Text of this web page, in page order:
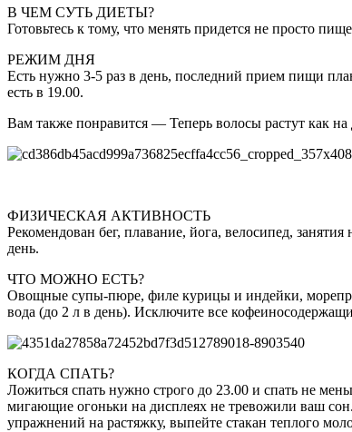
В ЧЕМ СУТЬ ДИЕТЫ?
Готовьтесь к тому, что менять придется не просто
РЕЖИМ ДНЯ
Есть нужно 3-5 раз в день, последний прием пищи
есть в 19.00.
Вам также понравится — Теперь волосы растут как
ФИЗИЧЕСКАЯ АКТИВНОСТЬ
Рекомендован бег, плавание, йога, велосипед,
день.
ЧТО МОЖНО ЕСТЬ?
Овощные супы-пюре, филе курицы и индейки,
вода (до 2 л в день). Исключите все
КОГДА СПАТЬ?
Ложиться спать нужно строго до 23.00 и спать не
мигающие огоньки на дисплеях не тревожили ваш сон.
упражнений на растяжку, выпейте стакан теплого